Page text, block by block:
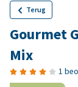
Terug
Gourmet
Mix
1